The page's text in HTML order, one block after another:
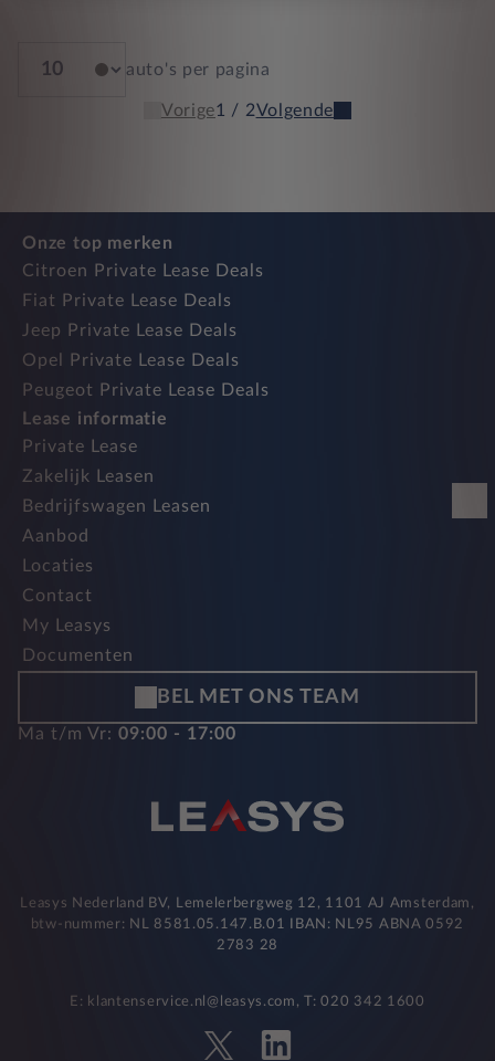
auto's per pagina
Vorige1 / 2Volgende
Onze top merken
Citroen Private Lease Deals
Fiat Private Lease Deals
Jeep Private Lease Deals
Opel Private Lease Deals
Peugeot Private Lease Deals
Lease informatie
Private Lease
Zakelijk Leasen
Bedrijfswagen Leasen
Aanbod
Locaties
Contact
My Leasys
Documenten
BEL MET ONS TEAM
Ma t/m Vr: 09:00 - 17:00
Leasys Nederland BV, Lemelerbergweg 12, 1101 AJ Amsterdam,
btw-nummer: NL 8581.05.147.B.01 IBAN: NL95 ABNA 0592
2783 28
E: klantenservice.nl@leasys.com, T: 020 342 1600